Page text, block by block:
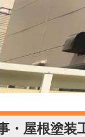
・屋根塗